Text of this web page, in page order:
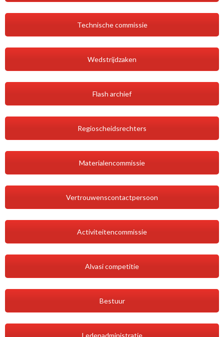
Technische commissie
Wedstrijdzaken
Flash archief
Regioscheidsrechters
Materialencommissie
Vertrouwenscontactpersoon
Activiteitencommissie
Alvasi competitie
Bestuur